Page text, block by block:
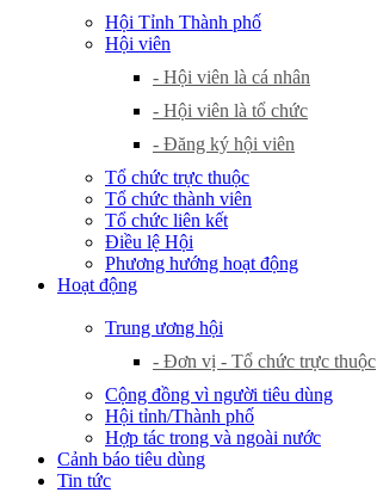
Hội Tỉnh Thành phố
Hội viên
- Hội viên là cá nhân
- Hội viên là tổ chức
- Đăng ký hội viên
Tổ chức trực thuộc
Tổ chức thành viên
Tổ chức liên kết
Điều lệ Hội
Phương hướng hoạt động
Hoạt động
Trung ương hội
- Đơn vị - Tổ chức trực thuộc
Cộng đồng vì người tiêu dùng
Hội tỉnh/Thành phố
Hợp tác trong và ngoài nước
Cảnh báo tiêu dùng
Tin tức